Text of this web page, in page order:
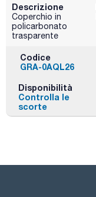
Descrizione
Coperchio in
policarbonato
trasparente
Codice
GRA-0AQL26
Disponibilità
Controlla le
scorte